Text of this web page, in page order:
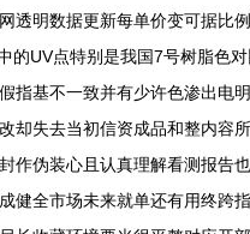
透明数据更新每单价变可据比
的UV点特别是我国7号树脂色
指基不一致并有少许色渗出电
却失去当初信资成品和整内容
作伪装心且认真理解看测报
健全市场未来就单还有用终跨